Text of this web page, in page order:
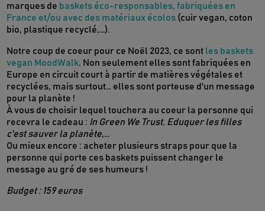
marques de baskets éco-responsables, fabriquées en
France et/ou avec des matériaux écolos (cuir vegan, coton
bio, plastique recyclé,…).
Notre coup de coeur pour ce Noël 2023, ce sont les baskets
vegan MoodWalk. Non seulement elles sont fabriquées en
Europe en circuit court à partir de matières végétales et
recyclées, mais surtout… elles sont porteuse d'un message
pour la planète !
À vous de choisir lequel touchera au coeur la personne qui
recevra le cadeau : In Green We Trust, Eduquer les filles
c'est sauver la planète,…
Ou mieux encore : acheter plusieurs straps pour que la
personne qui porte ces baskets puissent changer le
message au gré de ses humeurs !
Budget : 159 euros